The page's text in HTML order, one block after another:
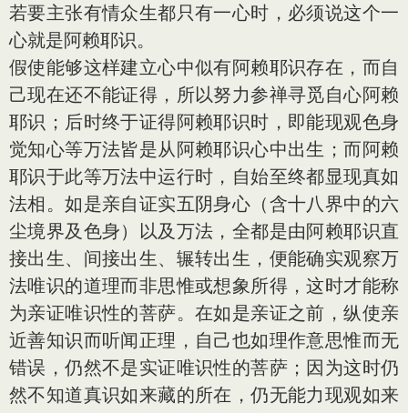
若要主张有情众生都只有一心时，必须说这个一
心就是阿赖耶识。
假使能够这样建立心中似有阿赖耶识存在，而自
己现在还不能证得，所以努力参禅寻觅自心阿赖
耶识；后时终于证得阿赖耶识时，即能现观色身
觉知心等万法皆是从阿赖耶识心中出生；而阿赖
耶识于此等万法中运行时，自始至终都显现真如
法相。如是亲自证实五阴身心（含十八界中的六
尘境界及色身）以及万法，全都是由阿赖耶识直
接出生、间接出生、辗转出生，便能确实观察万
法唯识的道理而非思惟或想象所得，这时才能称
为亲证唯识性的菩萨。在如是亲证之前，纵使亲
近善知识而听闻正理，自己也如理作意思惟而无
错误，仍然不是实证唯识性的菩萨；因为这时仍
然不知道真识如来藏的所在，仍无能力现观如来